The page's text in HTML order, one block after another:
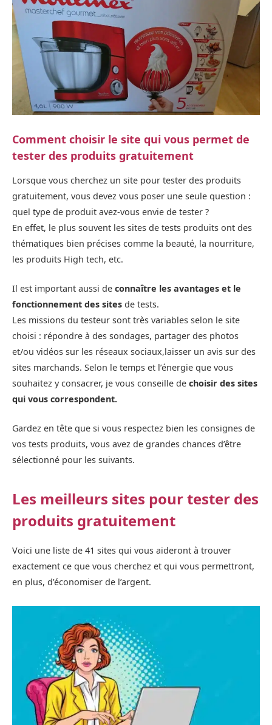
Comment choisir le site qui vous permet de
tester des produits gratuitement
Lorsque vous cherchez un site pour tester des produits
gratuitement, vous devez vous poser une seule question :
quel type de produit avez-vous envie de tester ?
En effet, le plus souvent les sites de tests produits ont des
thématiques bien précises comme la beauté, la nourriture,
les produits High tech, etc.
Il est important aussi de connaître les avantages et le
fonctionnement des sites de tests.
Les missions du testeur sont très variables selon le site
choisi : répondre à des sondages, partager des photos
et/ou vidéos sur les réseaux sociaux,laisser un avis sur des
sites marchands. Selon le temps et l’énergie que vous
souhaitez y consacrer, je vous conseille de choisir des sites
qui vous correspondent.
Gardez en tête que si vous respectez bien les consignes de
vos tests produits, vous avez de grandes chances d’être
sélectionné pour les suivants.
Les meilleurs sites pour tester des
produits gratuitement
Voici une liste de 41 sites qui vous aideront à trouver
exactement ce que vous cherchez et qui vous permettront,
en plus, d’économiser de l’argent.